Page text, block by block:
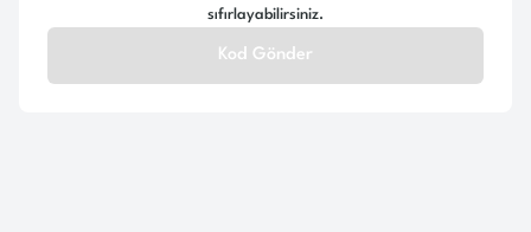
sıfırlayabilirsiniz.
Kod Gönder